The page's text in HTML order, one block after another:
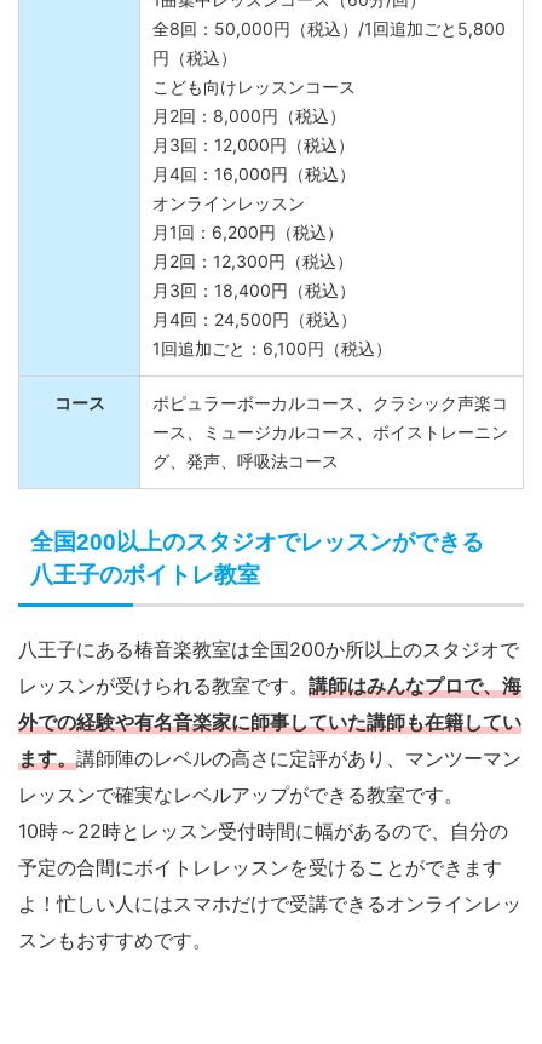
1曲集中レッスンコース（60分/回）
全8回：50,000円（税込）/1回追加ごと5,800
円（税込）
こども向けレッスンコース
月2回：8,000円（税込）
月3回：12,000円（税込）
月4回：16,000円（税込）
オンラインレッスン
月1回：6,200円（税込）
月2回：12,300円（税込）
月3回：18,400円（税込）
月4回：24,500円（税込）
1回追加ごと：6,100円（税込）
コース
ポピュラーボーカルコース、クラシック声楽コ
ース、ミュージカルコース、ボイストレーニン
グ、発声、呼吸法コース
全国200以上のスタジオでレッスンができる
八王子のボイトレ教室
八王子にある椿音楽教室は全国200か所以上のスタジオで
レッスンが受けられる教室です。 講師はみんなプロで、海
外での経験や有名音楽家に師事していた講師も在籍してい
ます。講師陣のレベルの高さに定評があり、マンツーマン
レッスンで確実なレベルアップができる教室です。
10時～22時とレッスン受付時間に幅があるので、自分の
予定の合間にボイトレレッスンを受けることができます
よ！忙しい人にはスマホだけで受講できるオンラインレッ
スンもおすすめです。